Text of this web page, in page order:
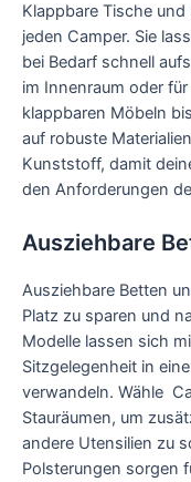
Klappbare Tische
jeden Camper. Sie
bei Bedarf schnell
im Innenraum oder
klappbaren Möbeln
auf robuste
Kunststoff, damit
den Anforderungen
Ausziehbare
Ausziehbare Betten
Platz zu sparen und
Modelle lassen sich
Sitzgelegenheit in
verwandeln. Wähle
Stauräumen, um
andere Utensilien zu
Polsterungen sorgen